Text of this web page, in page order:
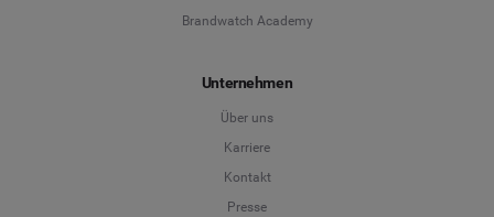
Brandwatch Academy
Unternehmen
Über uns
Karriere
Kontakt
Presse